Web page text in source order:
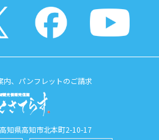
内、パンフレットのご請求
知県高知市北本町2-10-17